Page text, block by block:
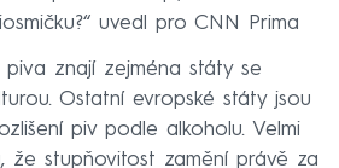
uvedl pro CNN Prima
piva znají zejména státy se
Ostatní evropské státy jsou
piv podle alkoholu. Velmi
že stupňovitost zamění právě za